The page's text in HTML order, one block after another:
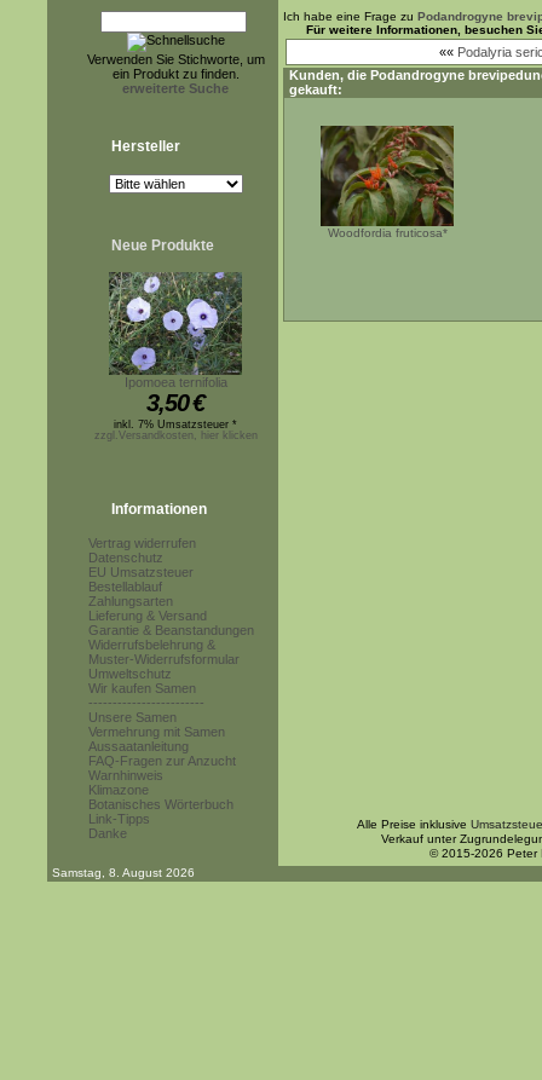
Verwenden Sie Stichworte, um
ein Produkt zu finden.
erweiterte Suche
Hersteller
Neue Produkte
Ipomoea ternifolia
3,50€
inkl. 7% Umsatzsteuer *
zzgl.Versandkosten, hier klicken
Informationen
Vertrag widerrufen
Datenschutz
EU Umsatzsteuer
Bestellablauf
Zahlungsarten
Lieferung & Versand
Garantie & Beanstandungen
Widerrufsbelehrung &
Muster-Widerrufsformular
Umweltschutz
Wir kaufen Samen
------------------------
Unsere Samen
Vermehrung mit Samen
Aussaatanleitung
FAQ-Fragen zur Anzucht
Warnhinweis
Klimazone
Botanisches Wörterbuch
Link-Tipps
Danke
Ich habe eine Frage zu Podandrogyne
Für weitere Informationen, besuchen
«« Podalyria
Kunden, die Podandrogyne
gekauft:
Woodfordia fruticosa*
Alle Preise inklusive
Verkauf unter
© 2015-2026 Peter
Samstag, 8. August 2026